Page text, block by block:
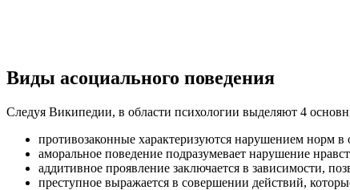
Виды асоциального поведения
Следуя Википедии, в области психологии выделяют 4
противозаконные характеризуются нарушением норм в
аморальное поведение подразумевает нарушение
аддитивное проявление заключается в зависимости,
преступное выражается в совершении действий,